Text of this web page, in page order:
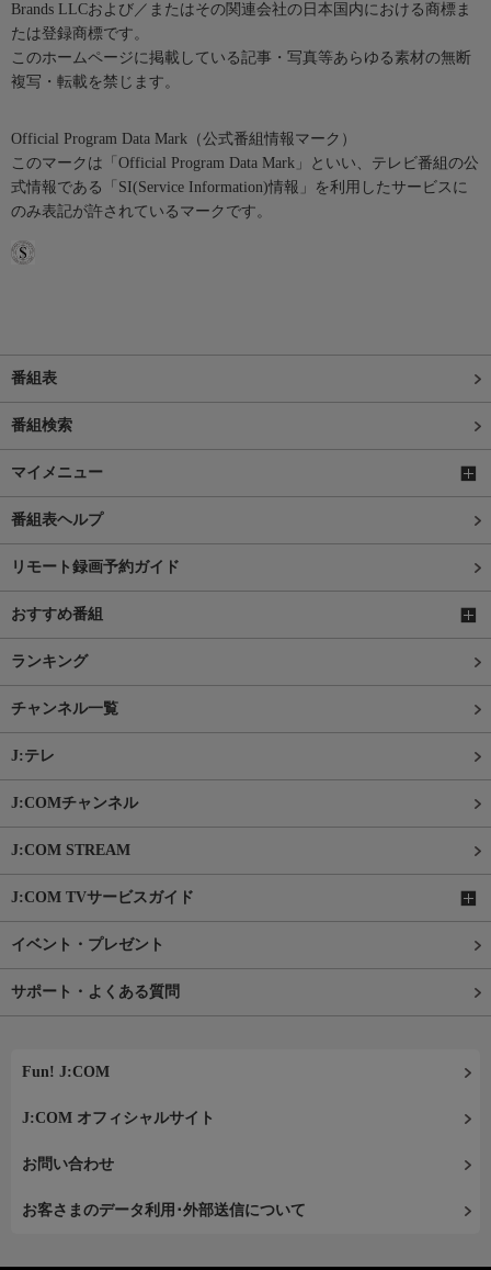
Brands LLCおよび／またはその関連会社の日本国内における商標ま
たは登録商標です。
このホームページに掲載している記事・写真等あらゆる素材の無断
複写・転載を禁じます。
Official Program Data Mark（公式番組情報マーク）
このマークは「Official Program Data Mark」といい、テレビ番組の公
式情報である「SI(Service Information)情報」を利用したサービスに
のみ表記が許されているマークです。
番組表
番組検索
マイメニュー
番組表ヘルプ
リモート録画予約ガイド
おすすめ番組
ランキング
チャンネル一覧
J:テレ
J:COMチャンネル
J:COM STREAM
J:COM TVサービスガイド
イベント・プレゼント
サポート・よくある質問
Fun! J:COM
J:COM オフィシャルサイト
お問い合わせ
お客さまのデータ利用･外部送信について